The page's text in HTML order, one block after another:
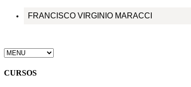
FRANCISCO VIRGINIO MARACCI
CURSOS